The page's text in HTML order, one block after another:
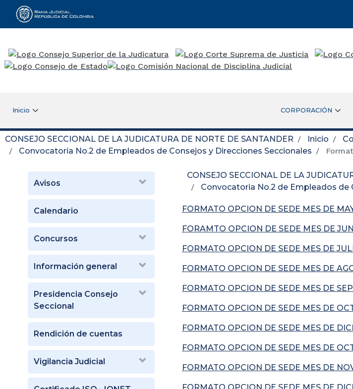
Rama Judicial
Inicio CORPORACIÓN
CONSEJO SECCIONAL DE LA JUDICATURA DE NORTE DE SANTANDER Inicio
Convocatoria No.2 de Empleados de Consejos y Direcciones Seccionales
Avisos
Calendario
Concursos
Información general
Presidencia Consejo
Seccional
Rendición de cuentas
Vigilancia Judicial
CONSEJO SECCIONAL DE LA
Convocatoria No.2 de Empleados de
FORMATO OPCION DE SEDE MES DE
FORAMTO OPCION DE SEDE MES DE
FORMATO OPCION DE SEDE MES DE
FORMATO OPCION DE SEDE MES DE
FORMATO OPCION DE SEDE MES DE
FORMATO OPCION DE SEDE MES DE
FORMATO OPCION DE SEDE MES DE
FORMATO OPCION DE SEDE MES DE
FORMATO OPCION DE SEDE MES DE
FORMATO OPCION DE SEDE MES DE